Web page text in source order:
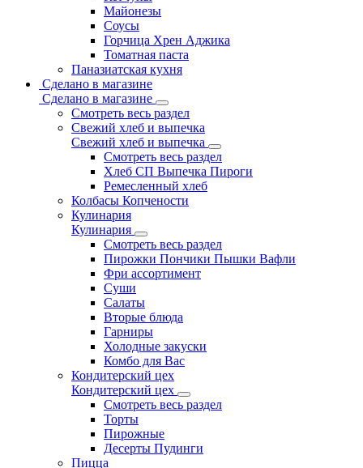
Майонезы
Соусы
Горчица Хрен Аджика
Томатная паста
Паназиатская кухня
Сделано в магазине
Сделано в магазине
Смотреть весь раздел
Свежий хлеб и выпечка
Свежий хлеб и выпечка
Смотреть весь раздел
Хлеб СП Выпечка Пироги
Ремесленный хлеб
Колбасы Копчености
Кулинария
Кулинария
Смотреть весь раздел
Пирожки Пончики Пышки Вафли
Фри ассортимент
Суши
Салаты
Вторые блюда
Гарниры
Холодные закуски
Комбо для Вас
Кондитерский цех
Кондитерский цех
Смотреть весь раздел
Торты
Пирожные
Десерты Пудинги
Пицца